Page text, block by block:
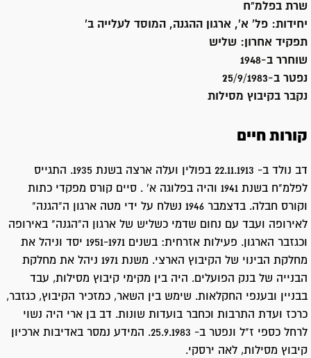
שרת בפלמ"ח
יחידות: פל' א', ארגון ההגנה, המוסד לעלייה ב'
תפקיד אחרון: שליש
שוחרר ב-1948
נפטר ב-25/9/1983
נקבר בקיבוץ מסילות
קורות חיים
דב נולד ב- 22.11.1913 בפולין ועלה ארצה בשנת 1935. התגייס
לפלמ"ח בשנת 1941 והיה בפלוגה א' . סיים קורס מפקדי כתות
וקורס חבלה. בדצמבר 1946 נשלח על ידי מטה ארגון ה"הגנה"
לאירופה ועבד עם נחום שדמי כשליש של ארגון ה"הגנה" באירופה
וכגזבר הארגון. פעילות אזרחית: בשנים 1951-1971 יסד וניהל את
מחלקת הבינוי של הקיבוץ הארצי. משנת 1971 ניהל את מחלקת
הבנייה של בנק הפועלים. היה בין מקימי קיבוץ מסילות, עבד
בבניין ובענפי החקלאות. שימש בין השאר, כמזכיר הקיבוץ, כגזבר,
כרכז ועדת התרבות וכחבר בועדות שונות. דב בן ארי היה נשוי
לרחל כספי ז"ל ונפטר ב- 25.9.1983. המידע נמסר באדיבות ארכיון
קיבוץ מסילות, לאה ירסקי.